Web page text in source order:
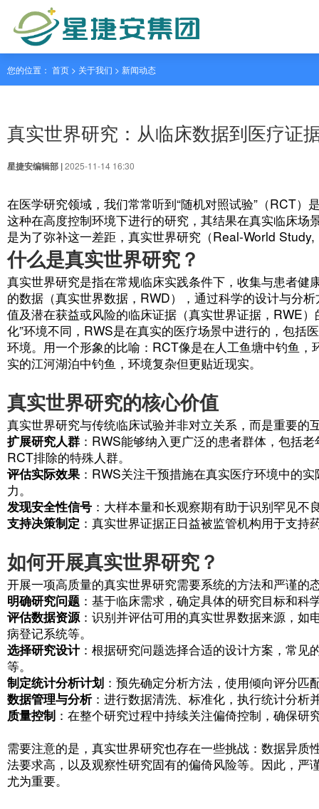
真实世界研究：从临床数据
星捷安编辑部 |2025-11-14 16:30
在医学研究领域，我们常常听到“随机对照
这种在高度控制环境下进行的研究，其结
是为了弥补这一差距，真实世界研究（
什么是真实世界研究？
真实世界研究是指在常规临床实践条件下
的数据（真实世界数据，RWD），通过科
值及潜在获益或风险的临床证据（真实世
化”环境不同，RWS是在真实的医疗场景
环境。用一个形象的比喻：RCT像是在人
实的江河湖泊中钓鱼，环境复杂但更贴近
真实世界研究的核心价值
真实世界研究与传统临床试验并非对立关
扩展研究人群：RWS能够纳入更广泛的患
RCT排除的特殊人群。
评估实际效果：RWS关注干预措施在真实
力。
发现安全性信号：大样本量和长观察期有
支持决策制定：真实世界证据正日益被监
如何开展真实世界研究？
开展一项高质量的真实世界研究需要系统